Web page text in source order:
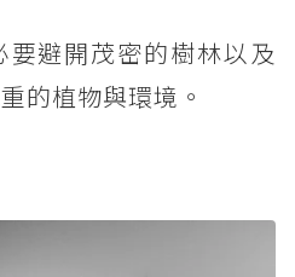
避開茂密的樹林以及
的植物與環境。